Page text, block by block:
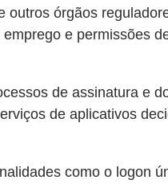
órgãos
e permissões
de assinatura e
de aplicativos
como o logon